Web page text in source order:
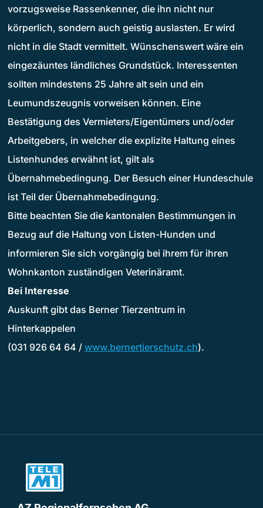
vorzugsweise Rassenkenner, die ihn nicht nur
körperlich, sondern auch geistig auslasten. Er wird
nicht in die Stadt vermittelt. Wünschenswert wäre ein
eingezäuntes ländliches Grundstück. Interessenten
sollten mindestens 25 Jahre alt sein und ein
Leumundszeugnis vorweisen können. Eine
Bestätigung des Vermieters/Eigentümers und/oder
Arbeitgebers, in welcher die explizite Haltung eines
Listenhundes erwähnt ist, gilt als
Übernahmebedingung. Der Besuch einer Hundeschule
ist Teil der Übernahmebedingung.
Bitte beachten Sie die kantonalen Bestimmungen in
Bezug auf die Haltung von Listen-Hunden und
informieren Sie sich vorgängig bei ihrem für ihren
Wohnkanton zuständigen Veterinäramt.
Bei Interesse
Auskunft gibt das Berner Tierzentrum in
Hinterkappelen
(031 926 64 64 / www.bernertierschutz.ch).